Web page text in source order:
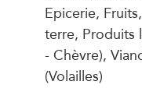
Epicerie,
terre, Produits
- Chèvre),
(Volailles)